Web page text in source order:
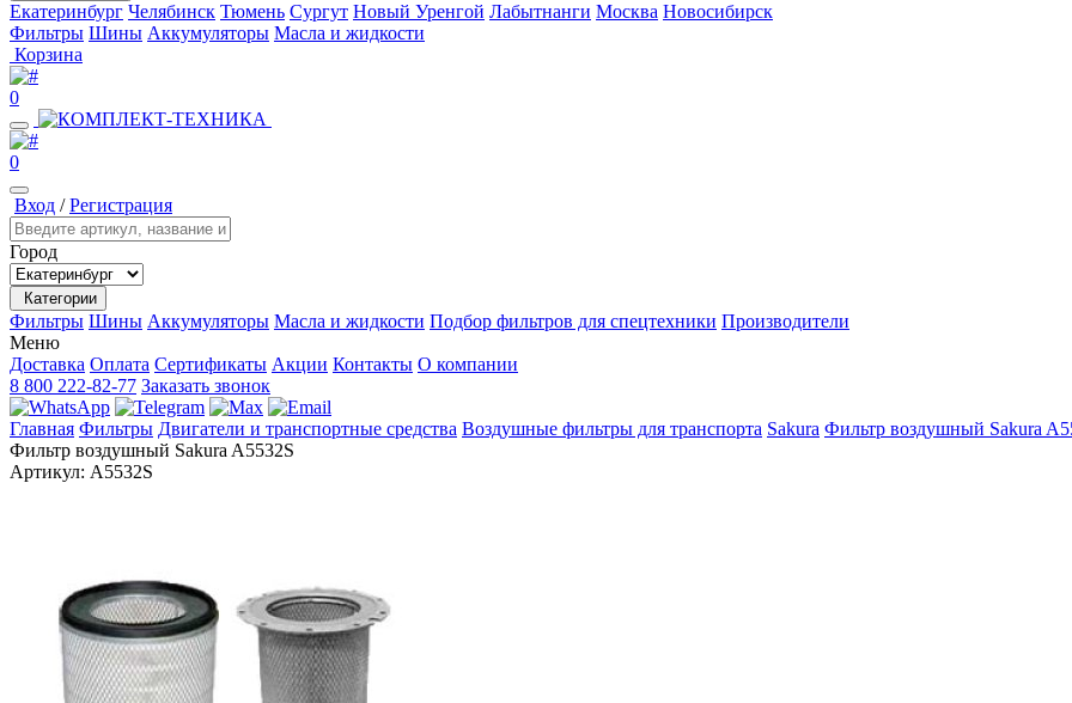
Екатеринбург Челябинск Тюмень Сургут Новый Уренгой Лабытнанги Москва Новосибирск
Фильтры Шины Аккумуляторы Масла и жидкости
Корзина
0
0
Вход /Регистрация
Город
Категории
Фильтры Шины Аккумуляторы Масла и жидкости Подбор фильтров для спецтехники Производители
Меню
Доставка Оплата Сертификаты Акции Контакты О компании
8 800 222-82-77 Заказать звонок
Главная Фильтры Двигатели и транспортные средства Воздушные фильтры для транспорта Sakura Фильтр воздушный Sakura
Фильтр воздушный Sakura A5532S
Артикул: A5532S